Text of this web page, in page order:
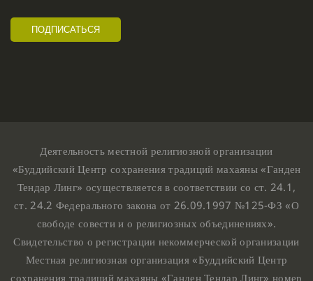
Деятельность местной религиозной организации
«Буддийский Центр сохранения традиций махаяны «Ганден
Тендар Линг» осуществляется в соответствии со ст. 24.1,
ст. 24.2 Федерального закона от 26.09.1997 №125-ФЗ «О
свободе совести и о религиозных объединениях».
Свидетельство о регистрации некоммерческой организации
Местная религиозная организация «Буддийский Центр
сохранения традиций махаяны «Ганден Тендар Линг» номер